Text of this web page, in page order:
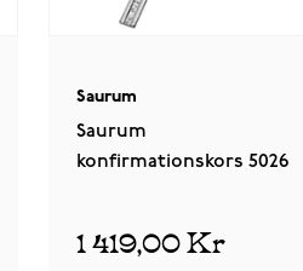
Saurum
Saurum
konfirmationskors 5026
1 419,00 Kr